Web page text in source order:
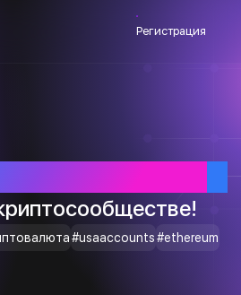
Регистрация
#usaaccounts#ethereum